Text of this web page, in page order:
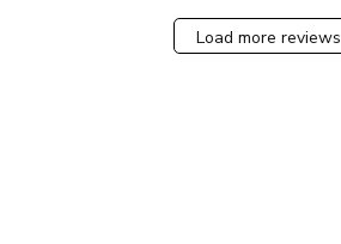
Load more reviews